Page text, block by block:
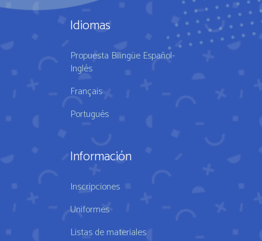
Idiomas
Propuesta Bilingüe Español-
Inglés
Français
Portugués
Información
Inscripciones
Uniformes
Listas de materiales